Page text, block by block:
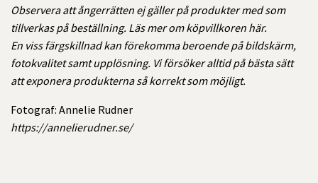
Observera att ångerrätten ej gäller på produkter med som
tillverkas på beställning. Läs mer om köpvillkoren här.
En vissfärgskillnad kan förekomma beroende på bildskärm,
fotokvalitet samt upplösning. Vi försöker alltid på bästa sätt
att exponera produkterna så korrekt som möjligt.
Fotograf: Annelie Rudner
https://annelierudner.se/